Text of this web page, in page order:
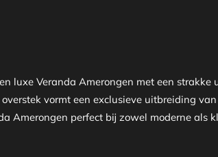
luxe Veranda Amerongen met een
vormt een exclusieve uitbreiding
Amerongen perfect bij zowel moderne als